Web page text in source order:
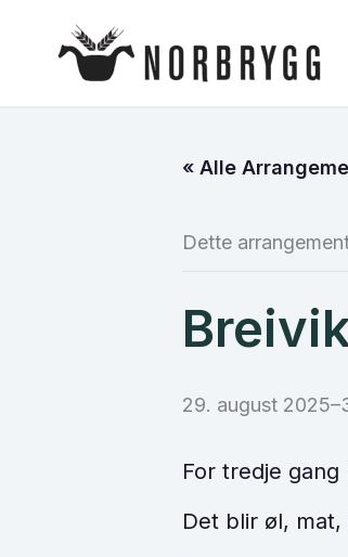
« Alle
Dette
29. august 2025–
For tredje
Det blir øl,